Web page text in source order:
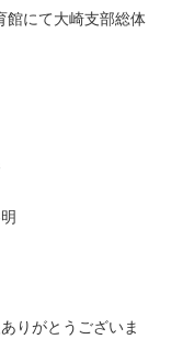
館にて大崎支部総体
りがとうございま